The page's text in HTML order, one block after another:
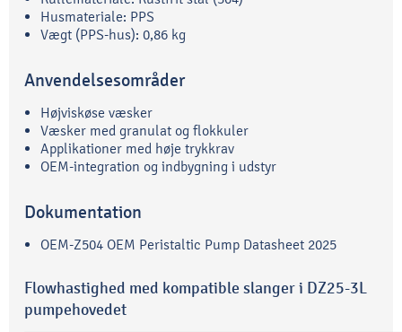
Husmateriale: PPS
Vægt (PPS-hus): 0,86 kg
Anvendelsesområder
Højviskøse væsker
Væsker med granulat og flokkuler
Applikationer med høje trykkrav
OEM-integration og indbygning i udstyr
Dokumentation
OEM-Z504 OEM Peristaltic Pump Datasheet 2025
Flowhastighed med kompatible slanger i DZ25-3L
pumpehovedet